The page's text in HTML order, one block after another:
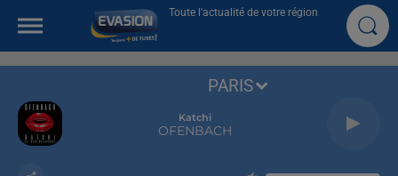
Toute l'actualité de votre région
Katchi
OFENBACH
PARIS